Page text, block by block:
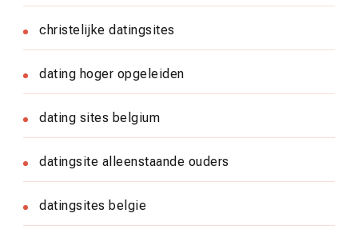
christelijke datingsites
dating hoger opgeleiden
dating sites belgium
datingsite alleenstaande ouders
datingsites belgie